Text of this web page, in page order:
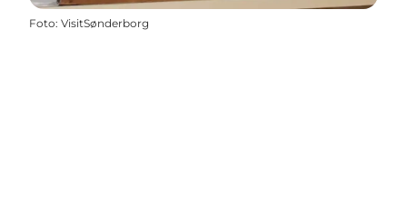
Foto: VisitSønderborg